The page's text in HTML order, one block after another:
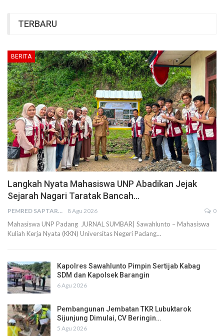
TERBARU
BERITA
Langkah Nyata Mahasiswa UNP Abadikan Jejak
Sejarah Nagari Taratak Bancah…
PEMRED SAPTARIUS 8 Agu 2026 0
Mahasiswa UNP Padang JURNAL SUMBAR| Sawahlunto – Mahasiswa
Kuliah Kerja Nyata (KKN) Universitas Negeri Padang…
Kapolres Sawahlunto Pimpin Sertijab Kabag
SDM dan Kapolsek Barangin
6 Agu 2026
Pembangunan Jembatan TKR Lubuktarok
Sijunjung Dimulai, CV Beringin…
5 Agu 2026